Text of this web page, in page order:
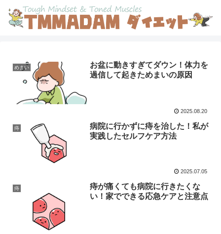
めまい
お盆に動きすぎてダウン！体力を
過信して起きためまいの原因
2025.08.20
痔
病院に行かずに痔を治した！私が
実践したセルフケア方法
2025.07.05
痔
痔が痛くても病院に行きたくな
い！家でできる応急ケアと注意点